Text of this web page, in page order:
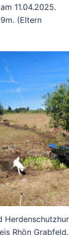
11.04.2025.
(Eltern
Rhön Grabfeld.